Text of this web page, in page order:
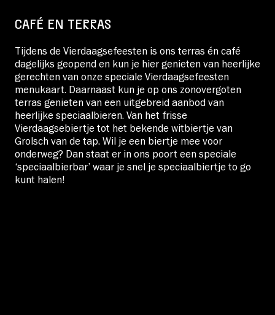
CAFÉ EN TERRAS
Tijdens de Vierdaagsefeesten is ons terras én café
dagelijks geopend en kun je hier genieten van heerlijke
gerechten van onze speciale Vierdaagsefeesten
menukaart. Daarnaast kun je op ons zonovergoten
terras genieten van een uitgebreid aanbod van
heerlijke speciaalbieren. Van het frisse
Vierdaagsebiertje tot het bekende witbiertje van
Grolsch van de tap. Wil je een biertje mee voor
onderweg? Dan staat er in ons poort een speciale
‘speciaalbierbar’ waar je snel je speciaalbiertje to go
kunt halen!